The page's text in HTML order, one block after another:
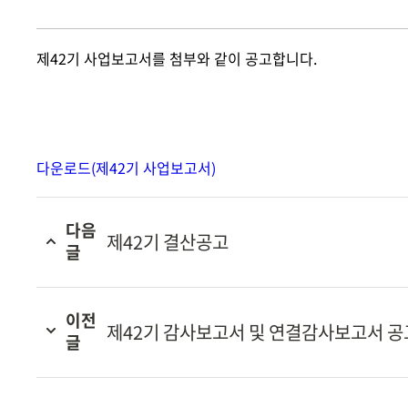
제42기 사업보고서를 첨부와 같이 공고합니다.
다운로드(제42기 사업보고서)
다음
글
제42기 결산공고
이전
글
제42기 감사보고서 및 연결감사보고서